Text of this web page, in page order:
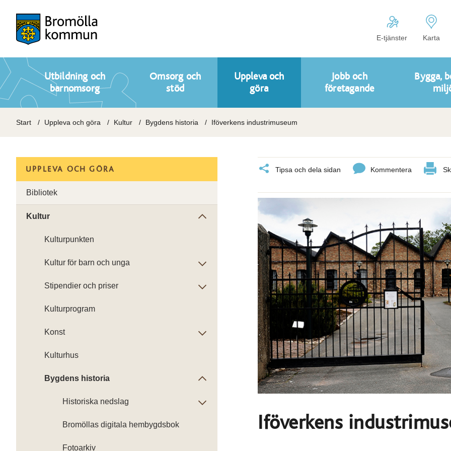
E-tjänster Karta
Utbildning och
barnomsorg
Omsorg och
stöd
Uppleva och
göra
Jobb och
företagande
Bygga,
Start Uppleva och göra Kultur Bygdens historia Iföverkens industrimuseum
Tipsa och dela sidan Kommentera
Iföverkens
UPPLEVA OCH GÖRA
Bibliotek
Kultur
Kulturpunkten
Kultur för barn och unga
Stipendier och priser
Kulturprogram
Konst
Kulturhus
Bygdens historia
Historiska nedslag
Bromöllas digitala hembygdsbok
Fotoarkiv